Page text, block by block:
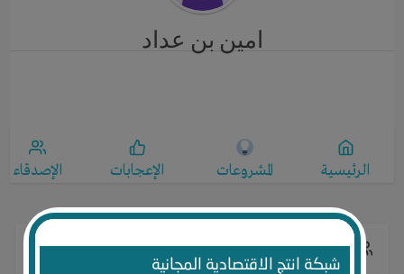
شبكة انتج الاقتصادية المجانية
امين بن عداد
الرئيسية المشروعات الإعجابات الإصدقاء
الإصدقاء